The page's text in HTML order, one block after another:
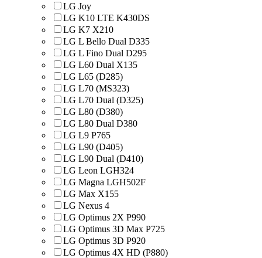
LG Joy
LG K10 LTE K430DS
LG K7 X210
LG L Bello Dual D335
LG L Fino Dual D295
LG L60 Dual X135
LG L65 (D285)
LG L70 (MS323)
LG L70 Dual (D325)
LG L80 (D380)
LG L80 Dual D380
LG L9 P765
LG L90 (D405)
LG L90 Dual (D410)
LG Leon LGH324
LG Magna LGH502F
LG Max X155
LG Nexus 4
LG Optimus 2X P990
LG Optimus 3D Max P725
LG Optimus 3D P920
LG Optimus 4X HD (P880)